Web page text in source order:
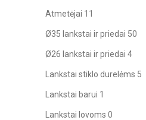
Atmetėjai 11
Ø35 lankstai ir priedai 50
Ø26 lankstai ir priedai 4
Lankstai stiklo durelėms 5
Lankstai barui 1
Lankstai lovoms 0